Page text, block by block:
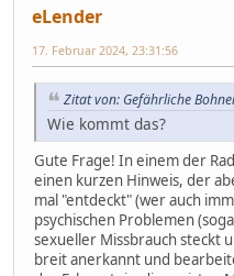
eLender
17. Februar 2024, 23:31:56
Zitat von: Gefährliche
Wie kommt das?
Gute Frage! In einem der
einen kurzen Hinweis, der
mal "entdeckt" (wer auch
psychischen Problemen
sexueller Missbrauch steckt
breit anerkannt und